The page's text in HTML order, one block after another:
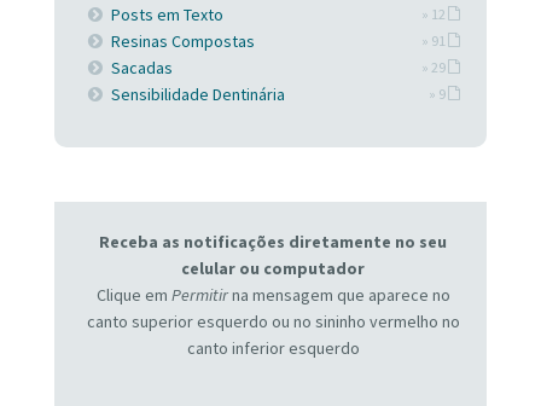
Posts em Texto » 12
Resinas Compostas » 91
Sacadas » 29
Sensibilidade Dentinária » 9
Receba as notificações diretamente no seu
celular ou computador
Clique em Permitirna mensagem que aparece no
canto superior esquerdo ou no sininho vermelho no
canto inferior esquerdo